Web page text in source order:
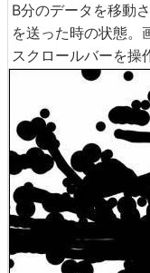
B分のデータを移動
を送った時の状態。
スクロールバーを操